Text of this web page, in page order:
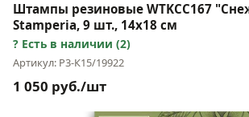
Штампы резиновые WTKCC167
Stamperia, 9 шт., 14х18 см
Есть в наличии (2)
Артикул: Р3-К15/19922
1 050 руб./шт